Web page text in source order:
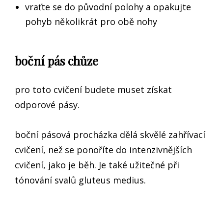
vraťte se do původní polohy a opakujte
pohyb několikrát pro obě nohy
boční pás chůze
pro toto cvičení budete muset získat
odporové pásy.
boční pásová procházka dělá skvělé zahřívací
cvičení, než se ponoříte do intenzivnějších
cvičení, jako je běh. Je také užitečné při
tónování svalů gluteus medius.